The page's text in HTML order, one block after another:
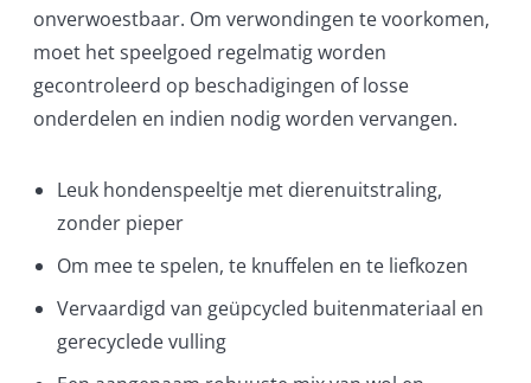
onverwoestbaar. Om verwondingen te voorkomen,
moet het speelgoed regelmatig worden
gecontroleerd op beschadigingen of losse
onderdelen en indien nodig worden vervangen.
Leuk hondenspeeltje met dierenuitstraling,
zonder pieper
Om mee te spelen, te knuffelen en te liefkozen
Vervaardigd van geüpcycled buitenmateriaal en
gerecyclede vulling